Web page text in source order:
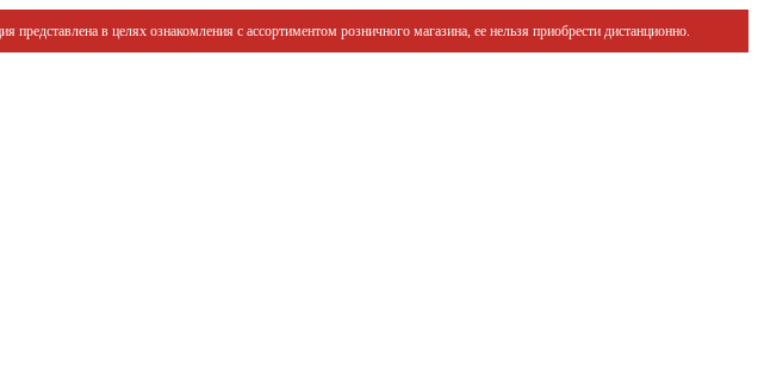
в целях ознакомления с ассортиментом розничного магазина, ее нельзя приобрести дистанционно.